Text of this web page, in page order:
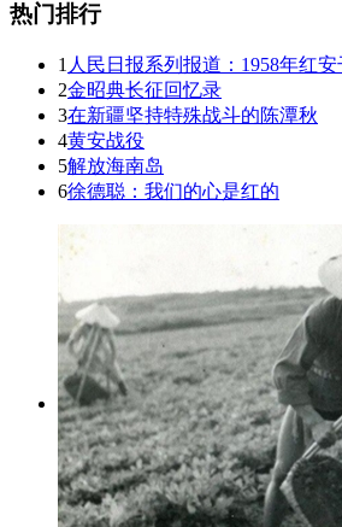
热门排行
1 人民日报系列报道：1958年红
2金昭典长征回忆录
3在新疆坚持特殊战斗的陈潭秋
4黄安战役
5解放海南岛
6徐德聪：我们的心是红的